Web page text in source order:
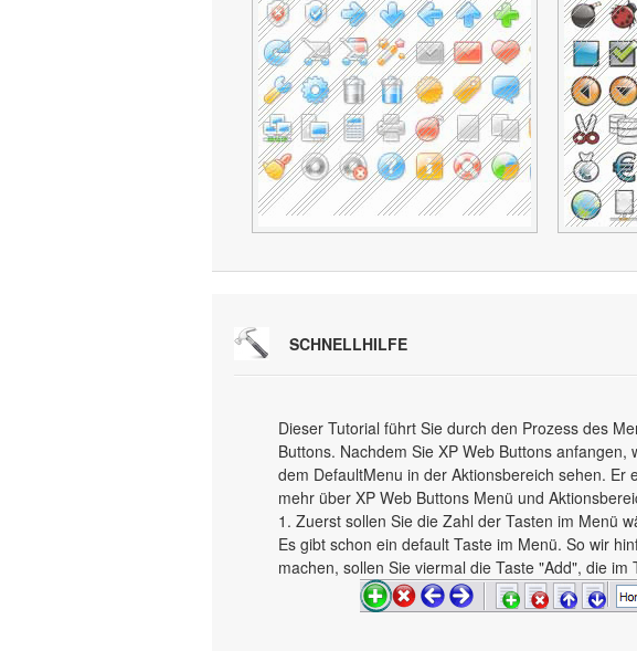
SCHNELLHILFE
Dieser Tutorial führt Sie durch den Prozess des
Buttons. Nachdem Sie XP Web Buttons
dem DefaultMenu in der Aktionsbereich sehen. Er
mehr über XP Web Buttons Menü und
1. Zuerst sollen Sie die Zahl der Tasten im Menü
Es gibt schon ein default Taste im Menü. So wir
machen, sollen Sie viermal die Taste "Add", die im